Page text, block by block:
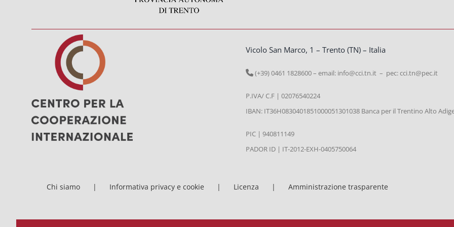
Vicolo San Marco, 1 – Trento (TN) – Italia
(+39) 0461 1828600 – email: info@cci.tn.it – pec: cci.tn@pec.it
P.IVA/ C.F | 02076540224
IBAN: IT36H0830401851000051301038 Banca per il Trentino Alto
PIC | 940811149
PADOR ID | IT-2012-EXH-0405750064
Chi siamo Informativa privacy e cookie Licenza Amministrazione trasparente